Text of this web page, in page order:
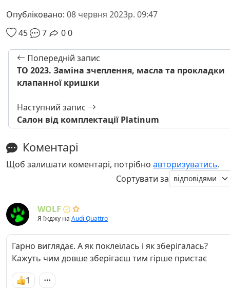
Опубліковано: 08 червня 2023р. 09:47
45
7 00
Попередній запис
ТО 2023. Заміна зчеплення, масла та прокладки
клапанної кришки
Наступний запис
Салон від комплектації Platinum
Коментарі
Щоб залишати коментарі, потрібно авторизуватись.
Сортувати за
WOLF
Я їжджу на Audi Quattro
Гарно виглядає. А як поклеїлась і як зберігалась?
Кажуть чим довше зберігаєш тим гірше пристає
1